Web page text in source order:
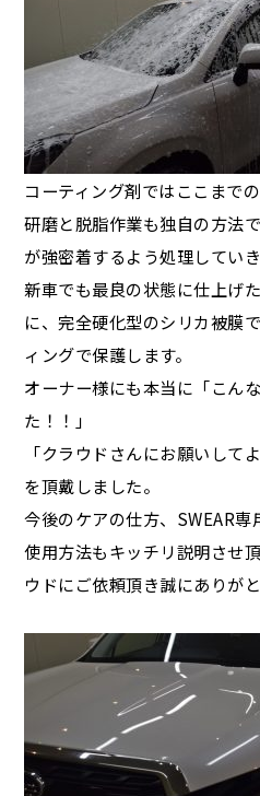
コーティング剤ではここまで
研磨と脱脂作業も独自の方法
が強密着するよう処理していき
新車でも最良の状態に仕上げ
に、完全硬化型のシリカ被膜
ィングで保護します。
オーナー様にも本当に「こん
た！！」
「クラウドさんにお願いして
を頂戴しました。
今後のケアの仕方、SWEAR
使用方法もキッチリ説明させ
ウドにご依頼頂き誠にありが